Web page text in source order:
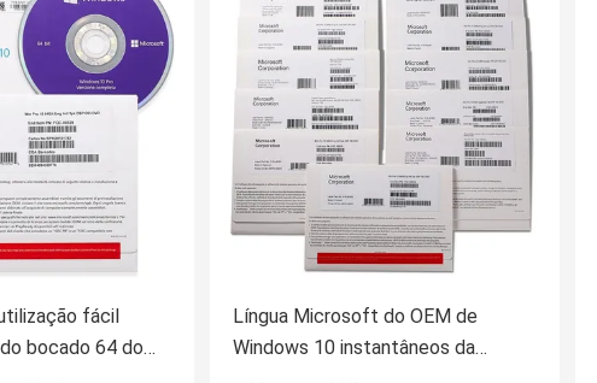
fácil
bocado 64 do
Língua Microsoft do OEM de
Windows 10 instantâneos da